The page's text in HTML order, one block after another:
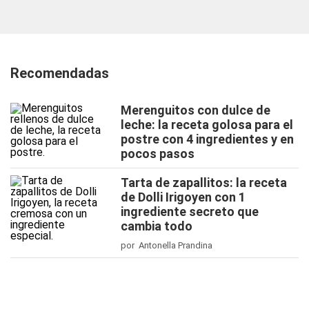
Recomendadas
Merenguitos con dulce de
leche: la receta golosa para el
postre con 4 ingredientes y en
pocos pasos
Tarta de zapallitos: la receta
de Dolli Irigoyen con 1
ingrediente secreto que
cambia todo
por Antonella Prandina